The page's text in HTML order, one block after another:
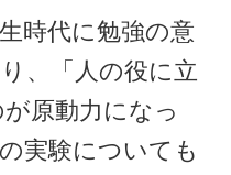
時代に勉強の意
、「人の役に立
原動力になっ
実験についても